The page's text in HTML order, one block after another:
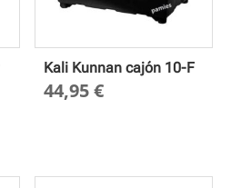
Kali Kunnan cajón 10-F
44,95€